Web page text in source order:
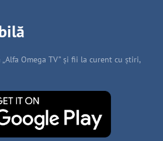
Omega TV” și fii la curent cu știri,